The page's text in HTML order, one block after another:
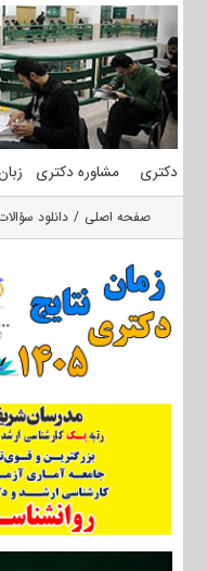
محتوا
دکتری مشاوره دکتری
صفحه اصلی دانلود